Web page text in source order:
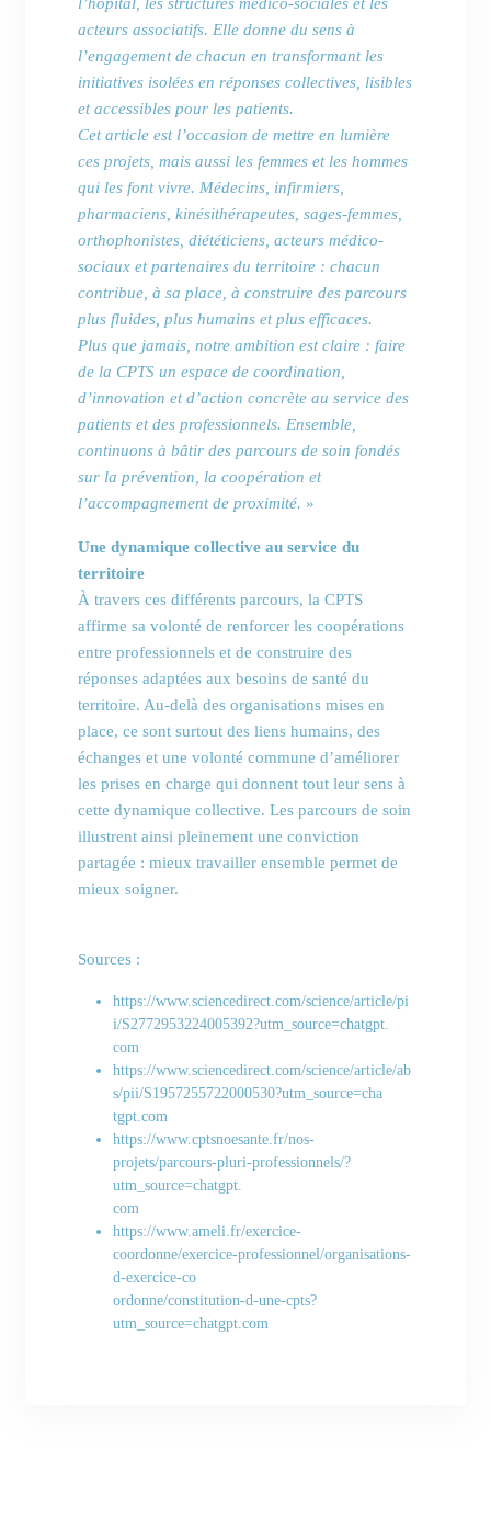
acteurs associatifs. Elle donne du sens à
l’engagement de chacun en transformant les
initiatives isolées en réponses collectives, lisibles
et accessibles pour les patients.
Cet article est l’occasion de mettre en lumière
ces projets, mais aussi les femmes et les hommes
qui les font vivre. Médecins, infirmiers,
pharmaciens, kinésithérapeutes, sages-femmes,
orthophonistes, diététiciens, acteurs médico-
sociaux et partenaires du territoire : chacun
contribue, à sa place, à construire des parcours
plus fluides, plus humains et plus efficaces.
Plus que jamais, notre ambition est claire : faire
de la CPTS un espace de coordination,
d’innovation et d’action concrète au service des
patients et des professionnels. Ensemble,
continuons à bâtir des parcours de soin fondés
sur la prévention, la coopération et
l’accompagnement de proximité. »
Une dynamique collective au service du
territoire
À travers ces différents parcours, la CPTS
affirme sa volonté de renforcer les coopérations
entre professionnels et de construire des
réponses adaptées aux besoins de santé du
territoire. Au-delà des organisations mises en
place, ce sont surtout des liens humains, des
échanges et une volonté commune d’améliorer
les prises en charge qui donnent tout leur sens à
cette dynamique collective. Les parcours de soin
illustrent ainsi pleinement une conviction
partagée : mieux travailler ensemble permet de
mieux soigner.
Sources :
https://www.sciencedirect.com/science/article/pi
i/S2772953224005392?utm_source=chatgpt.
com
https://www.sciencedirect.com/science/article/ab
s/pii/S1957255722000530?utm_source=cha
tgpt.com
https://www.cptsnoesante.fr/nos-
projets/parcours-pluri-professionnels/?
utm_source=chatgpt.
com
https://www.ameli.fr/exercice-
coordonne/exercice-professionnel/organisations-
d-exercice-co
ordonne/constitution-d-une-cpts?
utm_source=chatgpt.com